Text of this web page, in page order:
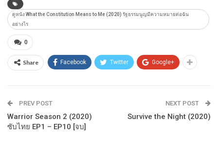
ดูหนัง What the Constitution Means to Me (2020) รัฐธรรมนูญมีความหมายต่อฉัน
อย่างไร
0
Share Facebook Twitter Google+
PREV POST
Warrior Season 2 (2020)
ซับไทย EP1 – EP10 [จบ]
NEXT POST
Survive the Night (2020)